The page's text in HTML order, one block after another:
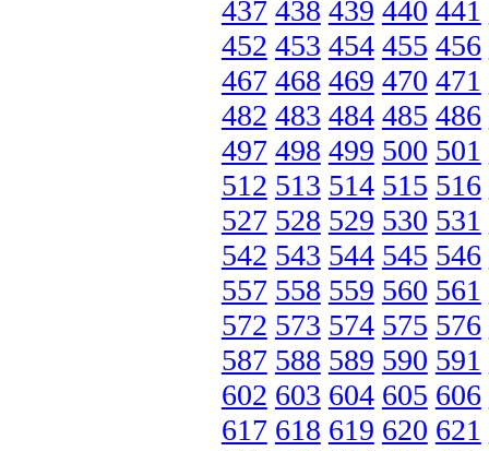
437 438 439 440 441
452 453 454 455 456
467 468 469 470 471
482 483 484 485 486
497 498 499 500 501
512 513 514 515 516
527 528 529 530 531
542 543 544 545 546
557 558 559 560 561
572 573 574 575 576
587 588 589 590 591
602 603 604 605 606
617 618 619 620 621